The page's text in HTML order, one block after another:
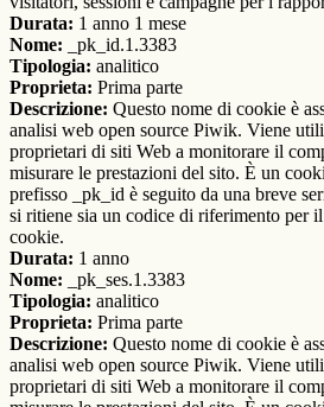
Durata: 1 anno 1 mese
Nome: _pk_id.1.3383
Tipologia: analitico
Proprieta: Prima parte
Descrizione: Questo nome di cookie è
analisi web open source Piwik. Viene
proprietari di siti Web a monitorare il
misurare le prestazioni del sito. È un
prefisso _pk_id è seguito da una breve
si ritiene sia un codice di riferimento per
cookie.
Durata: 1 anno
Nome: _pk_ses.1.3383
Tipologia: analitico
Proprieta: Prima parte
Descrizione: Questo nome di cookie è
analisi web open source Piwik. Viene
proprietari di siti Web a monitorare il